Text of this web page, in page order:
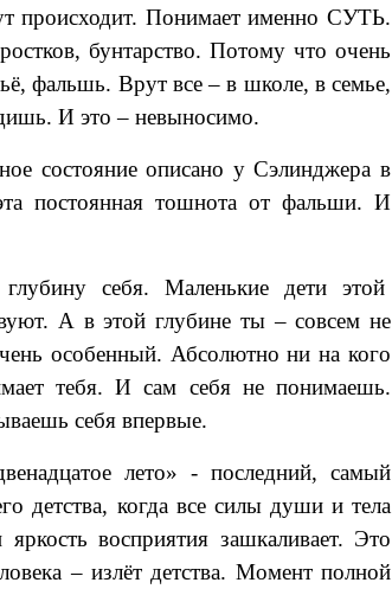
происходит. Понимает именно СУТЬ.
бунтарство. Потому что очень
фальшь. Врут все – в школе, в семье,
И это – невыносимо.
состояние описано у Сэлинджера в
постоянная тошнота от фальши. И
себя. Маленькие дети этой
А в этой глубине ты – совсем не
особенный. Абсолютно ни на кого
тебя. И сам себя не понимаешь.
себя впервые.
лето» - последний, самый
детства, когда все силы души и тела
восприятия зашкаливает. Это
– излёт детства. Момент полной